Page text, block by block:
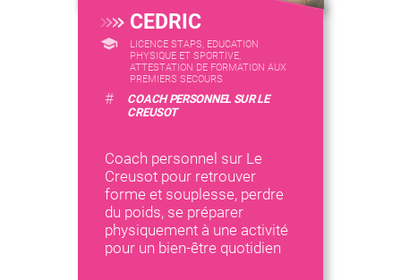
CEDRIC
LICENCE STAPS, EDUCATION
PHYSIQUE ET SPORTIVE,
ATTESTATION DE FORMATION AUX
PREMIERS SECOURS
#
COACH PERSONNEL SUR LE
CREUSOT
Coach personnel sur Le
Creusot pour retrouver
forme et souplesse, perdre
du poids, se préparer
physiquement à une activité
pour un bien-être quotidien